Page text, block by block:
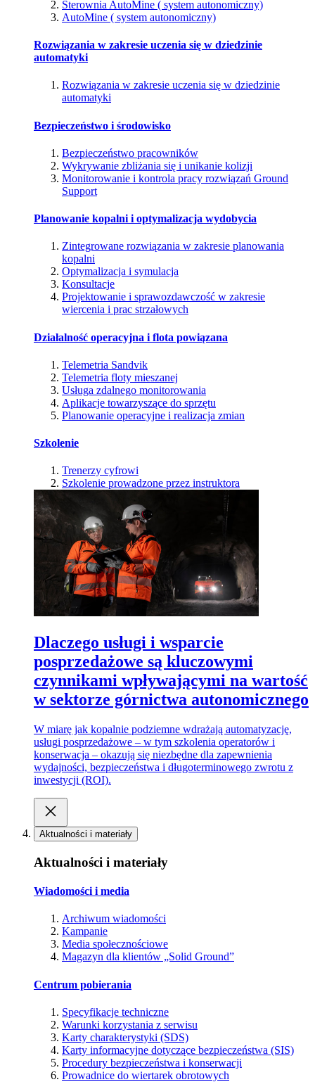
Sterownia AutoMine ( system autonomiczny)
AutoMine ( system autonomiczny)
Rozwiązania w zakresie uczenia się w dziedzinie
automatyki
Rozwiązania w zakresie uczenia się w dziedzinie
automatyki
Bezpieczeństwo i środowisko
Bezpieczeństwo pracowników
Wykrywanie zbliżania się i unikanie kolizji
Monitorowanie i kontrola pracy rozwiązań Ground
Support
Planowanie kopalni i optymalizacja wydobycia
Zintegrowane rozwiązania w zakresie planowania
kopalni
Optymalizacja i symulacja
Konsultacje
Projektowanie i sprawozdawczość w zakresie
wiercenia i prac strzałowych
Działalność operacyjna i flota powiązana
Telemetria Sandvik
Telemetria floty mieszanej
Usługa zdalnego monitorowania
Aplikacje towarzyszące do sprzętu
Planowanie operacyjne i realizacja zmian
Szkolenie
Trenerzy cyfrowi
Szkolenie prowadzone przez instruktora
Dlaczego usługi i wsparcie
posprzedażowe są kluczowymi
czynnikami wpływającymi na wartość
w sektorze górnictwa autonomicznego
W miarę jak kopalnie podziemne wdrażają automatyzację,
usługi posprzedażowe – w tym szkolenia operatorów i
konserwacja – okazują się niezbędne dla zapewnienia
wydajności, bezpieczeństwa i długoterminowego zwrotu z
inwestycji (ROI).
Aktualności i materiały
Aktualności i materiały
Wiadomości i media
Archiwum wiadomości
Kampanie
Media społecznościowe
Magazyn dla klientów „Solid Ground”
Centrum pobierania
Specyfikacje techniczne
Warunki korzystania z serwisu
Karty charakterystyki (SDS)
Karty informacyjne dotyczące bezpieczeństwa (SIS)
Procedury bezpieczeństwa i konserwacji
Prowadnice do wiertarek obrotowych